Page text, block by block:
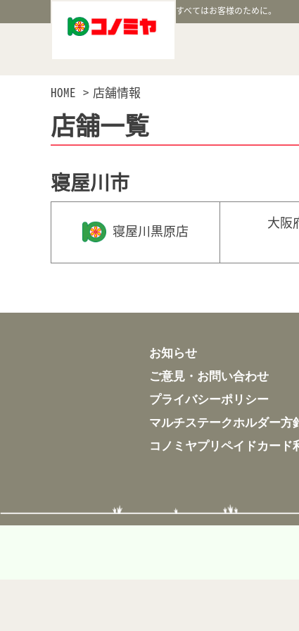
すべてはお客様のために。
HOME 店舗情報
店舗一覧
寝屋川市
寝屋川黒原店 大阪
お知らせ
ご意見・お問い合わせ
プライバシーポリシー
マルチステークホルダー方
コノミヤプリペイドカード